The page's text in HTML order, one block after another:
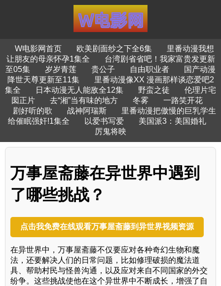
W电影网首页 欧美剧面纱之下全6集
里番动漫我想
让朋友的母亲怀孕1集全
台湾剧省省吧！我家富贵发更新
至05集
岁岁青莲 贵公子 自由职业者
国产动漫
降世天尊更新至11集
里番动漫像XX 漫画那样谈恋爱吧2
集全
日本动漫无人能敌全12集 野蛮之徒
伦理片宅
囡正片
去“湘”当有味的地方 冬雾
一路笑开花
剧好听的歌
战神阿瑞斯
里番动漫把傲慢的巨乳学生
给催眠强奸!1集全
以爱书写爱
美国派3：美国婚礼
厉鬼将映
万事屋斋藤在异世界中遇到
了哪些挑战？
点击我免费在线观看万事屋斋藤到异世界视频资源
在异世界中，万事屋斋藤不仅要应对各种奇幻生物和魔
法，还要解决人们的日常问题，比如修理破损的魔法道
具、帮助村民与怪兽沟通，以及应对来自不同国家的外交
纷争。这些挑战使他在这个异世界中不断成长，增强了自